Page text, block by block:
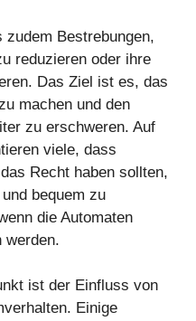
zudem Bestrebungen,
reduzieren oder ihre
Das Ziel ist es, das
machen und den
zu erschweren. Auf
viele, dass
Recht haben sollten,
bequem zu
die Automaten
werden.
ist der Einfluss von
Einige